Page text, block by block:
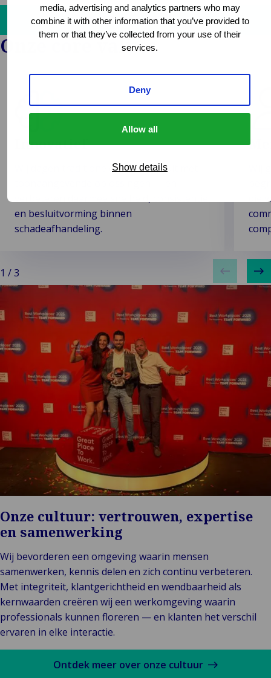
media, advertising and analytics partners who may
combine it with other information that you’ve provided to
them or that they’ve collected from your use of their
services.
Deny
Allow all
Show details
Bekijk onze video
Onze core values
Innovatief
Wij dagen traditionele methoden uit met
en besluitvorming binnen
schadeafhandeling.
die
1 /3
Onze cultuur: vertrouwen, expertise
en samenwerking
Wij bevorderen een omgeving waarin mensen
samenwerken, kennis delen en zich continu verbeteren.
Met integriteit, klantgerichtheid en wendbaarheid als
kernwaarden creëren wij een werkomgeving waarin
professionals kunnen floreren — en klanten het verschil
ervaren in elke interactie.
Ontdek meer over onze cultuur